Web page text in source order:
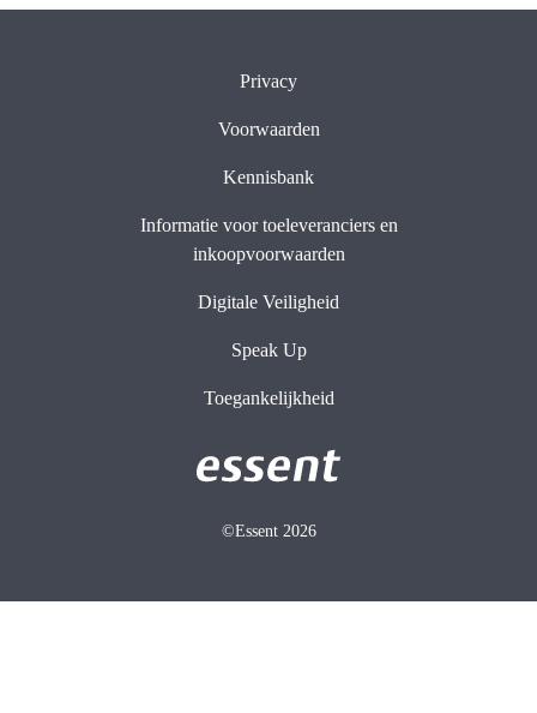
Privacy
Voorwaarden
Kennisbank
Informatie voor toeleveranciers en
inkoopvoorwaarden
Digitale Veiligheid
Speak Up
Toegankelijkheid
©Essent 2026